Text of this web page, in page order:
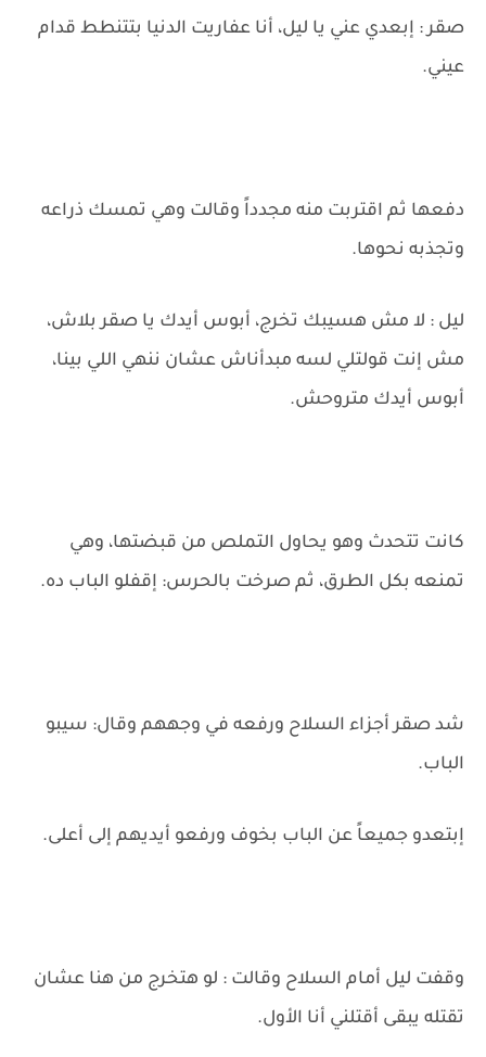
صقر : إبعدي عني يا ليل، أنا عفاريت الدنيا بتتنطط قدام
عيني.
دفعها ثم اقتربت منه مجدداً وقالت وهي تمسك ذراعه
وتجذبه نحوها.
ليل : لا مش هسيبك تخرج، أبوس أيدك يا صقر بلاش،
مش إنت قولتلي لسه مبدأناش عشان ننهي اللي بينا،
أبوس أيدك متروحش.
كانت تتحدث وهو يحاول التملص من قبضتها، وهي
تمنعه بكل الطرق، ثم صرخت بالحرس: إقفلو الباب ده.
شد صقر أجزاء السلاح ورفعه في وجههم وقال: سيبو
الباب.
إبتعدو جميعاً عن الباب بخوف ورفعو أيديهم إلى أعلى.
وقفت ليل أمام السلاح وقالت : لو هتخرج من هنا عشان
تقتله يبقى أقتلني أنا الأول.